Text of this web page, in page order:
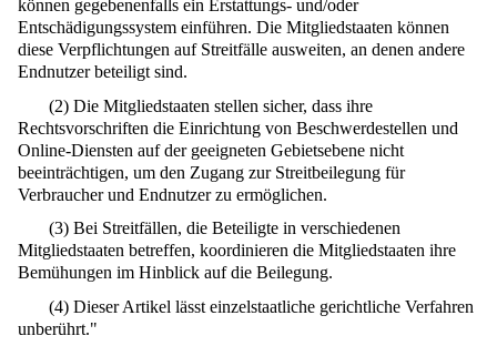
können gegebenenfalls ein Erstattungs- und/oder
Entschädigungssystem einführen. Die Mitgliedstaaten können
diese Verpflichtungen auf Streitfälle ausweiten, an denen andere
Endnutzer beteiligt sind.
(2) Die Mitgliedstaaten stellen sicher, dass ihre
Rechtsvorschriften die Einrichtung von Beschwerdestellen und
Online-Diensten auf der geeigneten Gebietsebene nicht
beeinträchtigen, um den Zugang zur Streitbeilegung für
Verbraucher und Endnutzer zu ermöglichen.
(3) Bei Streitfällen, die Beteiligte in verschiedenen
Mitgliedstaaten betreffen, koordinieren die Mitgliedstaaten ihre
Bemühungen im Hinblick auf die Beilegung.
(4) Dieser Artikel lässt einzelstaatliche gerichtliche Verfahren
unberührt."